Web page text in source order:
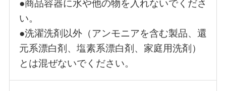
●商品容器に水や他の物を入れないでくださ
い。
●洗濯洗剤以外（アンモニアを含む製品、還
元系漂白剤、塩素系漂白剤、家庭用洗剤）
とは混ぜないでください。